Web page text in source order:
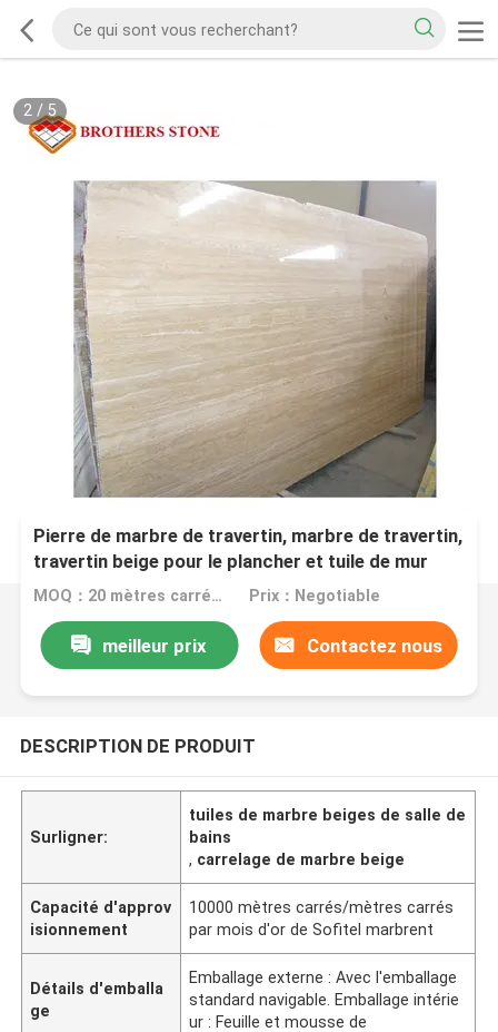
2/5
Pierre de marbre de travertin, marbre de travertin,
travertin beige pour le plancher et tuile de mur
MOQ：20 mètres carrés/place Prix：Negotiable
meilleur prix Contactez nous
DESCRIPTION DE PRODUIT
Surligner:
tuiles de marbre beiges de salle de
bains
, carrelage de marbre beige
Capacité d'approv
isionnement
10000 mètres carrés/mètres carrés
par mois d'or de Sofitel marbrent
Détails d'emballa
ge
Emballage externe : Avec l'emballage
standard navigable. Emballage intérie
ur : Feuille et mousse de